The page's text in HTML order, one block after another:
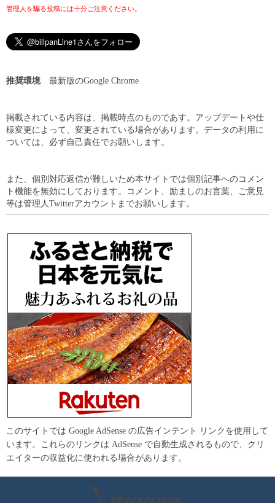
管理人を騙る投稿には十分ご注意ください。
推奨環境 最新版のGoogle Chrome
掲載されている内容は、掲載時点のものであす。アップデートや仕
様変更によって、変更されている場合があります。データの利用に
ついては、必ず自己責任でお願いします。
また、個別対応返信が難しいため本サイトでは個別記事へのコメン
ト機能を無効にしております。コメント、励ましのお言葉、ご意見
等は管理人Twitterアカウントまでお願いします。
このサイトでは Google AdSense の広告インテント リンクを使用して
います。これらのリンクは AdSense で自動生成されるもので、クリ
エイターの収益化に使われる場合があります。